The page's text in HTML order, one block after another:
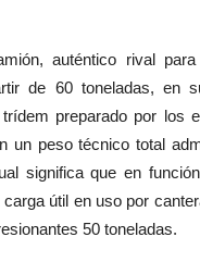
auténtico rival
de 60 toneladas, en
preparado por los
un peso técnico total
significa que en
útil en uso por
50 toneladas.